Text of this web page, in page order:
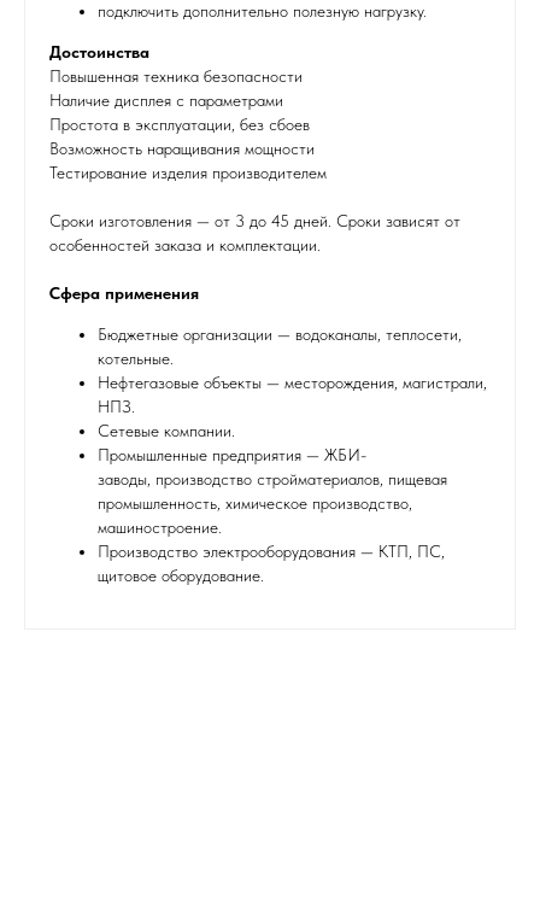
подключить дополнительно полезную нагрузку.
Достоинства
Повышенная техника безопасности
Наличие дисплея с параметрами
Простота в эксплуатации, без сбоев
Возможность наращивания мощности
Тестирование изделия производителем
Сроки изготовления — от 3 до 45 дней. Сроки зависят от
особенностей заказа и комплектации.
Сфера применения
Бюджетные организации — водоканалы, теплосети,
котельные.
Нефтегазовые объекты — месторождения, магистрали,
НПЗ.
Сетевые компании.
Промышленные предприятия — ЖБИ-
заводы, производство стройматериалов, пищевая
промышленность, химическое производство,
машиностроение.
Производство электрооборудования — КТП, ПС,
щитовое оборудование.